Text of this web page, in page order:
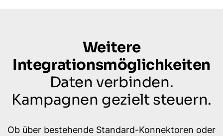
Weitere
Integrationsmöglichkeiten
Daten verbinden.
Kampagnen gezielt steuern.
Ob über bestehende Standard-Konnektoren oder